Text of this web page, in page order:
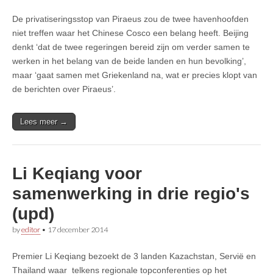
De privatiseringsstop van Piraeus zou de twee havenhoofden
niet treffen waar het Chinese Cosco een belang heeft. Beijing
denkt ‘dat de twee regeringen bereid zijn om verder samen te
werken in het belang van de beide landen en hun bevolking’,
maar ‘gaat samen met Griekenland na, wat er precies klopt van
de berichten over Piraeus’.
Lees meer →
Li Keqiang voor
samenwerking in drie regio's
(upd)
byeditor • 17 december 2014
Premier Li Keqiang bezoekt de 3 landen Kazachstan, Servië en
Thailand waar telkens regionale topconferenties op het